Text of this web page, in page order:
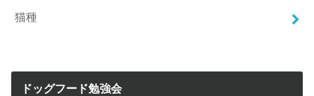
猫種
ドッグフード勉強会